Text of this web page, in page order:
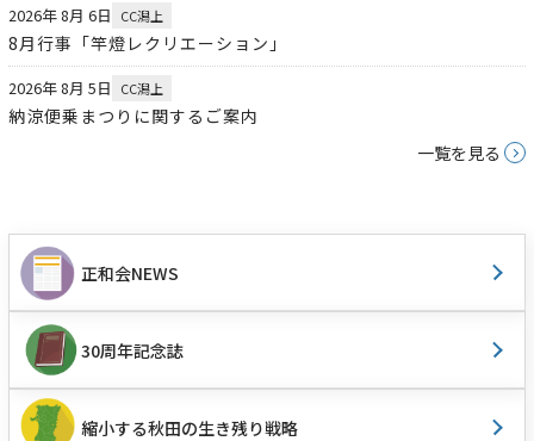
2026年 8月 6日 CC潟上
8月行事「竿燈レクリエーション」
2026年 8月 5日 CC潟上
納涼便乗まつりに関するご案内
一覧を見る
正和会NEWS
30周年記念誌
縮小する秋田の生き残り戦略